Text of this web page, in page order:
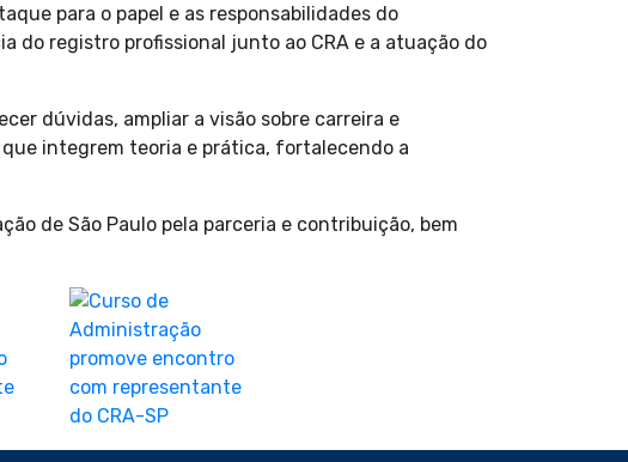
para o papel e as responsabilidades do
do registro profissional junto ao CRA e a atuação do
dúvidas, ampliar a visão sobre carreira e
integrem teoria e prática, fortalecendo a
de São Paulo pela parceria e contribuição, bem